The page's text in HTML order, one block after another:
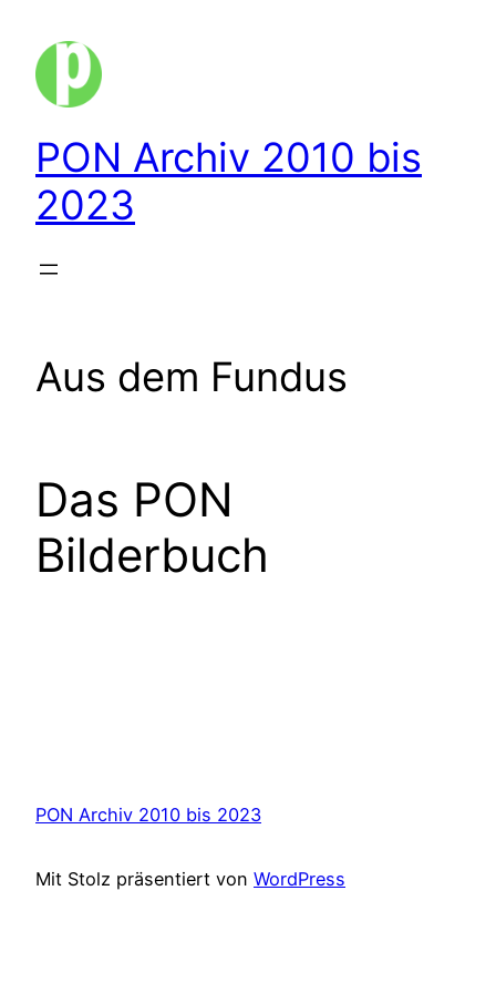
Inhalt
springen
PON Archiv 2010 bis
2023
Aus dem Fundus
Das PON
Bilderbuch
PON Archiv 2010 bis 2023
Mit Stolz präsentiert von WordPress